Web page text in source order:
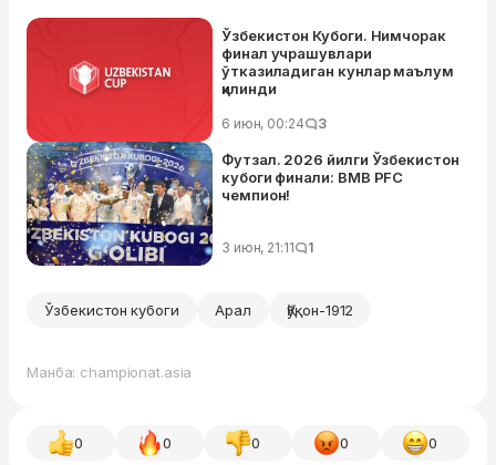
Ўзбекистон Кубоги. Нимчорак
финал учрашувлари
ўтказиладиган кунлар маълум
қилинди
6 июн, 00:24 3
Футзал. 2026 йилги Ўзбекистон
кубоги финали: BMB PFC
чемпион!
3 июн, 21:11 1
Ўзбекистон кубоги Арал Қўқон-1912
Манба: championat.asia
0 0 0 0 0